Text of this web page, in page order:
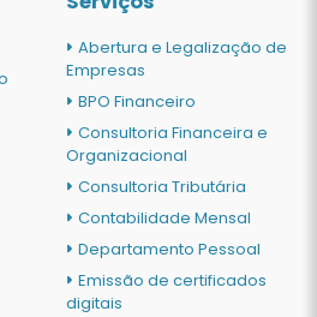
Abertura e Legalização de
Empresas
BPO Financeiro
Consultoria Financeira e
Organizacional
Consultoria Tributária
Contabilidade Mensal
Departamento Pessoal
Emissão de certificados
digitais